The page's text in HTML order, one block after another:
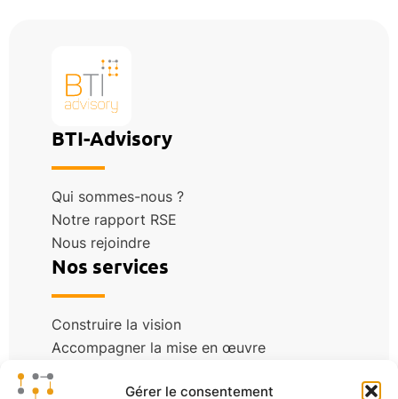
Gérer le consentement
BTI-Advisory
Qui sommes-nous ?
Notre rapport RSE
Nous rejoindre
Nos services
Construire la vision
Accompagner la mise en œuvre
Nos centres d’excellence
Blog